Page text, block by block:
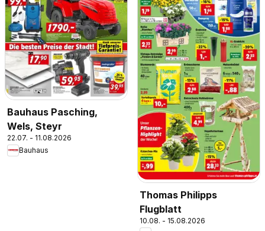
Bauhaus Pasching,
Wels, Steyr
22.07. - 11.08.2026
Bauhaus
Thomas Philipps
Flugblatt
10.08. - 15.08.2026